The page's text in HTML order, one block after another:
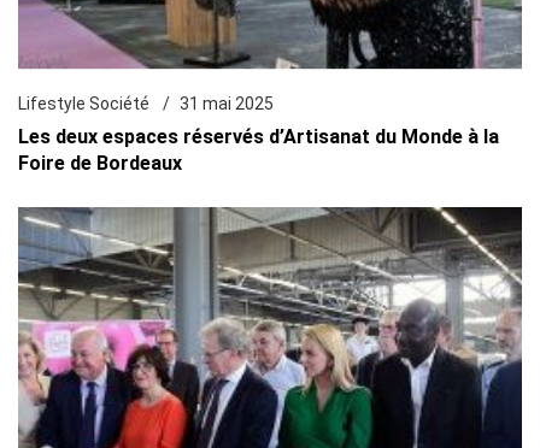
Lifestyle Société 31 mai 2025
Les deux espaces réservés d’Artisanat du Monde à la
Foire de Bordeaux